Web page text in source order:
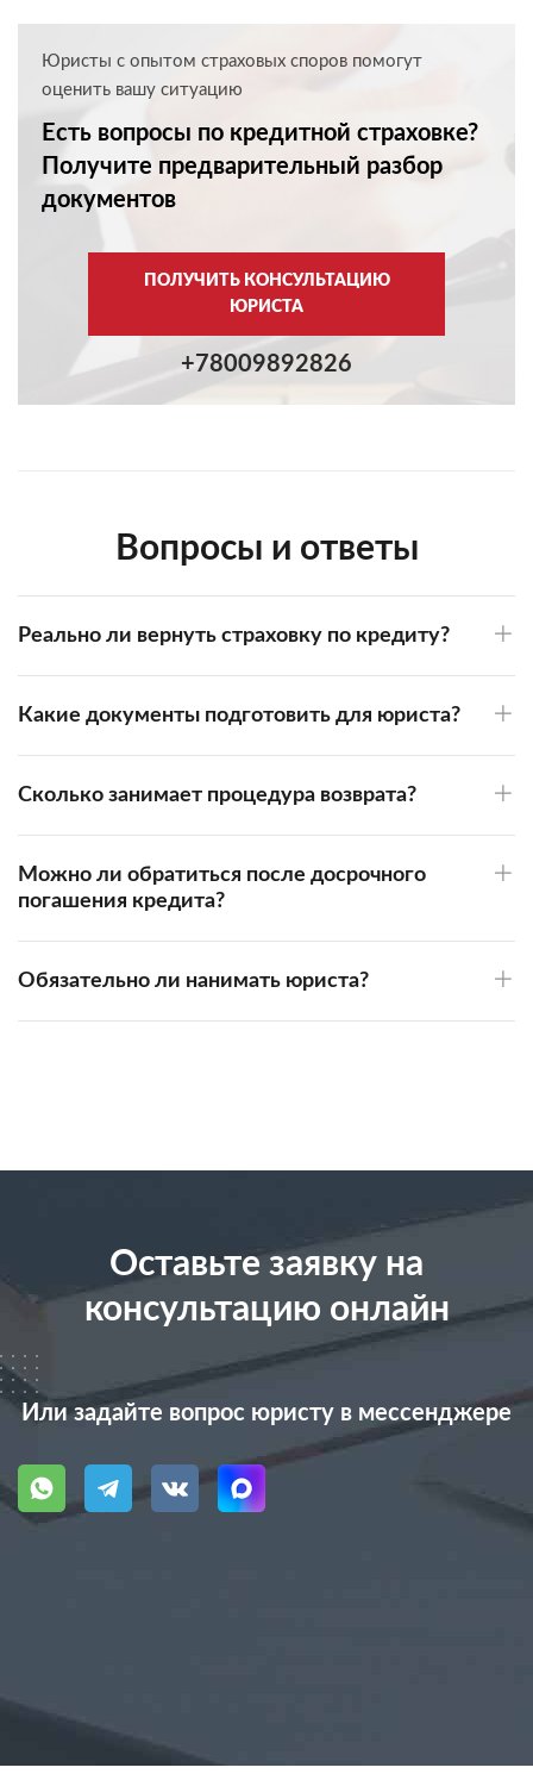
Юристы с опытом страховых споров помогут
оценить вашу ситуацию
Есть вопросы по кредитной страховке?
Получите предварительный разбор
документов
ПОЛУЧИТЬ КОНСУЛЬТАЦИЮ
ЮРИСТА
+78009892826
Вопросы и ответы
Реально ли вернуть страховку по кредиту?
Какие документы подготовить для юриста?
Сколько занимает процедура возврата?
Можно ли обратиться после досрочного
погашения кредита?
Обязательно ли нанимать юриста?
Оставьте заявку на
консультацию онлайн
Или задайте вопрос юристу в мессенджере